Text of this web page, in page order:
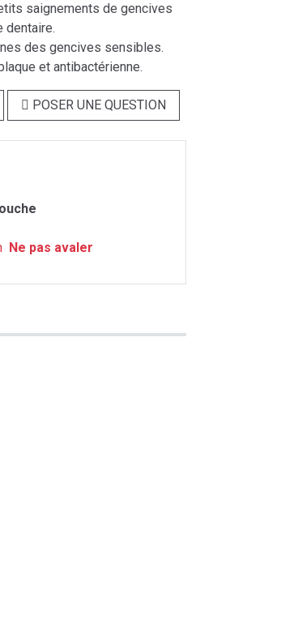
saignements de gencives
dentaire.
des gencives sensibles.
et antibactérienne.
POSER UNE QUESTION
Ne pas avaler